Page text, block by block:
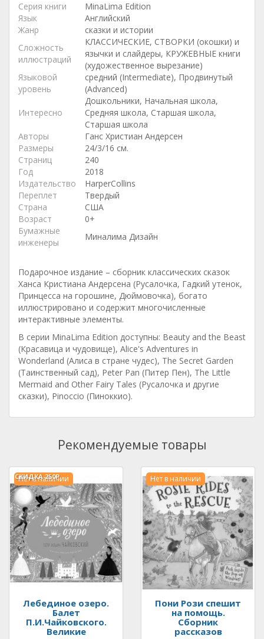
Серия книги
MinaLima Edition
Язык
Английский
Жанр
сказки и истории
Сложность
иллюстраций
КЛАССИЧЕСКИЕ, СТВОРКИ (окошки) и
язычки и слайдеры, КРУЖЕВНЫЕ книги
(художественное вырезание)
Языковой
уровень
средний (Intermediate), Продвинутый
(Advanced)
Интересно
Дошкольники, Начальная школа,
Средняя школа, Старшая школа,
Старшая школа
Авторы
Ганс Христиан Андерсен
Размеры
24/3/16 см.
Страниц
240
Год
2018
Издательство
HarperCollins
Переплет
Твердый
Страна
США
Возраст
0+
Бумажные
инженеры
Миналима Дизайн
Подарочное издание – сборник классических сказок
Ханса Кристиана Андерсена (Русалочка, Гадкий утенок,
Принцесса на горошине, Дюймовочка), богато
иллюстрировано и содержит многочисленные
интерактивные элементы.
В серии MinaLima Edition доступны: Beauty and the Beast
(Красавица и чудовище), Alice's Adventures in
Wonderland (Алиса в стране чудес), The Secret Garden
(Таинственный сад), Peter Pan (Питер Пен), The Little
Mermaid and Other Fairy Tales (Русалочка и другие
сказки), Pinoccio (Пиноккио).
Рекомендуемые товары
Нет в наличии
Лебединое озеро.
Балет
П.И.Чайковского.
Великие
СКИДКА250Р. Нет в наличии
Пони Рози спешит
на помощь.
Сборник
рассказов